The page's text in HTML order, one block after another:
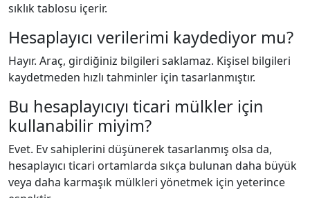
sıklık tablosu içerir.
Hesaplayıcı verilerimi kaydediyor mu?
Hayır. Araç, girdiğiniz bilgileri saklamaz. Kişisel bilgileri
kaydetmeden hızlı tahminler için tasarlanmıştır.
Bu hesaplayıcıyı ticari mülkler için
kullanabilir miyim?
Evet. Ev sahiplerini düşünerek tasarlanmış olsa da,
hesaplayıcı ticari ortamlarda sıkça bulunan daha büyük
veya daha karmaşık mülkleri yönetmek için yeterince